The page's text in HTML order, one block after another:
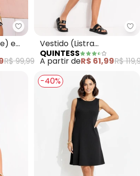
Quintess - Vestido (Floral
em
R$ 99,99
Vestido (Listra
Renovada) em Malha de
Viscose
QUINTESS
A partir deR$ 61,99R$
-40%